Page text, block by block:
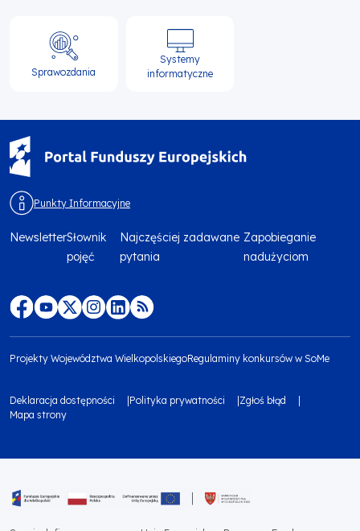
Sprawozdania
Systemy
informatyczne
Punkty Informacyjne
Menu
footer
społecznościowe
top
NewsletterSłownik
pojęć
Najczęściej zadawane
pytania
Zapobieganie
nadużyciom
footer
Projekty Województwa WielkopolskiegoRegulaminy konkursów w SoMe
Menu
footer
2
Deklaracja dostępności Polityka prywatności
Zgłoś błąd
Mapa strony